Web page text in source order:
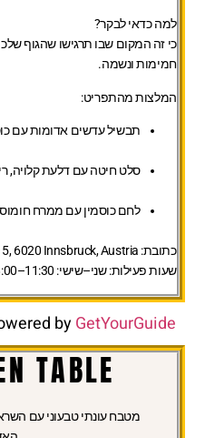
למה כדאי לבקר?
כי זה המקום שבו תרגישו שהגוף
חמימות ונשמה.
המלצות מהתפריט:
תבשיל עדשים אדומות עם
סלט חיטה עם דלעת קלויה,
לחם כוסמין עם ממרח חומוס
כתובת:
שעות פעילות:שני–שישי: 11:30–18:00 | סגור שבת–ראשון
byGetYourGuide
TABLE
מטבח עונתי טבעוני עם